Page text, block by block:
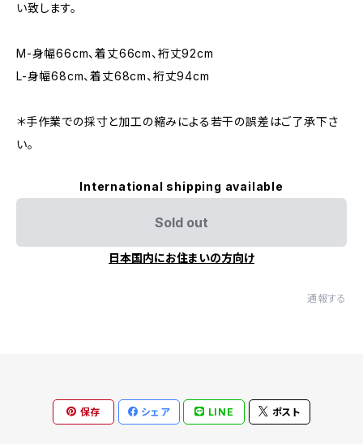
い致します。
M-身幅66cm、着丈66cm、裄丈92cm
L-身幅68cm、着丈68cm、裄丈94cm
＊手作業での採寸と加工の縮みによる若干の誤差はご了承下さ
い。
International shipping available
Sold out
日本国内にお住まいの方向け
通報する
保存 シェア LINE ポスト